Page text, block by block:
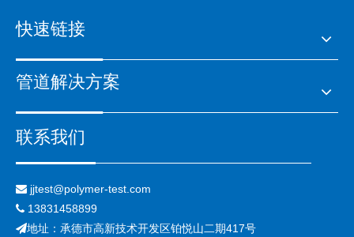
快速链接
管道解决方案
联系我们
 jjtest@polymer-test.com
 13831458899
地址：承德市高新技术开发区铂悦山二期417号